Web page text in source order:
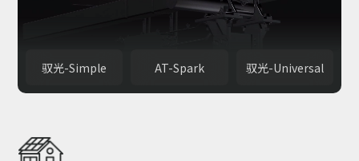
驭光-Simple AT-Spark 驭光-Universal